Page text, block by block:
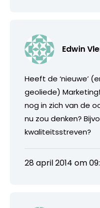
Edwin
Heeft de ‘nieuwe’
geoliede)
nog in zich van de
nu zou denken?
kwaliteitsstreven?
28 april 2014 om